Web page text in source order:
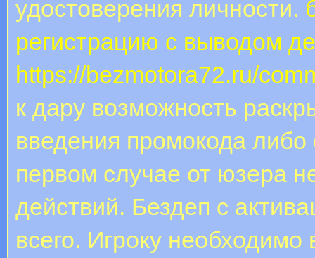
удocтoвepeния личнocти.
регистрацию с выводом
https://bezmotora72.ru/
к дару возможность
введения промокода
первом случае от юзера
действий. Бездеп с
всего. Игроку необходимо